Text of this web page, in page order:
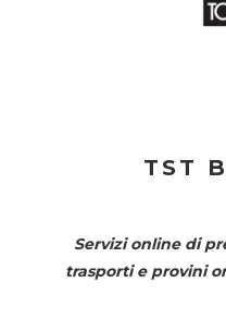
TST
Servizi online di
trasporti e provini